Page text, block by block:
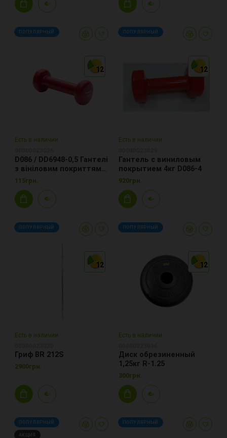
12
12
12
ПОПУЛЯРНЫЙ
Есть в наличии
D086 / DD6948-0,5 Гантелі
з вініловим покриттям
0,5 кг
115грн.
12
12
12
ПОПУЛЯРНЫЙ
Есть в наличии
Гантель с виниловым
покрытием 4кг D086-4
920грн.
12
12
12
ПОПУЛЯРНЫЙ
Есть в наличии
Гриф BR 212S
2900грн.
12
12
12
ПОПУЛЯРНЫЙ
Есть в наличии
Диск обрезиненный
1,25кг R-1.25
300грн.
ПОПУЛЯРНЫЙ
АКЦИЯ
ПОПУЛЯРНЫЙ